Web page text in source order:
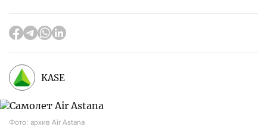
KASE
Фото: архив Air Astana